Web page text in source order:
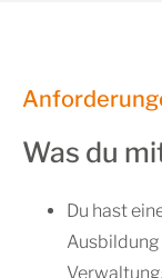
Was du
Du hast